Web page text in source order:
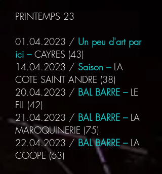
PRINTEMPS 23
01.04.2023 / Un peu d'art par
ici – CAYRES (43)
14.04.2023 / Saison –LA
COTE SAINT ANDRE (38)
20.04.2023 / BAL BARRE –LE
FIL (42)
21.04.2023 / BAL BARRE –LA
MAROQUINERIE (75)
22.04.2023 /BAL BARRE –LA
COOPE (63)